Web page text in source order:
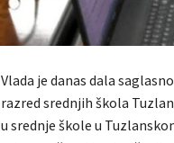
Vlada je danas dala
razred srednjih škola
u srednje škole u